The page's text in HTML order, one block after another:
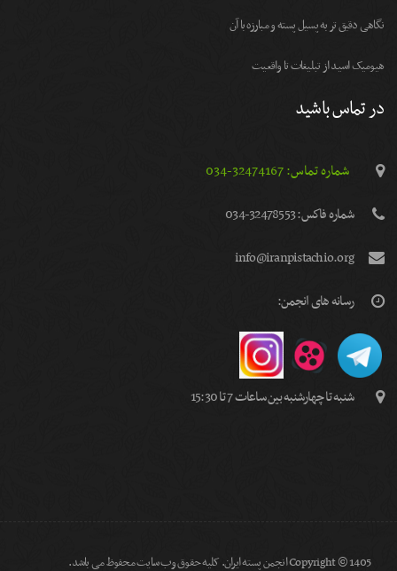
نگاهی دقیق تر به پسیل پسته و مبارزه با آن
هیومیک اسید از تبلیغات تا واقعیت
در تماس باشید
شماره تماس: 32474167-034
شماره فاكس: 32478553-034
info@iranpistachio.org
رسانه های انجمن:
شنبه تا چهارشنبه بین ساعات 7 تا 15:30
Copyright © 1405 انجمن پسته ایران. کلیه حقوق وب سایت محفوظ می باشد.